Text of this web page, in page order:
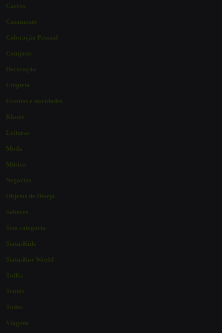
Carros
Casamento
Coloração Pessoal
Compras
Decoração
Etiqueta
Eventos e novidades
Kloset
Leituras
Moda
Música
Negócios
Objetos de Desejo
Sabores
Sem categoria
StatusKids
StatusKor World
TalKs
Tennis
Todos
Viagens